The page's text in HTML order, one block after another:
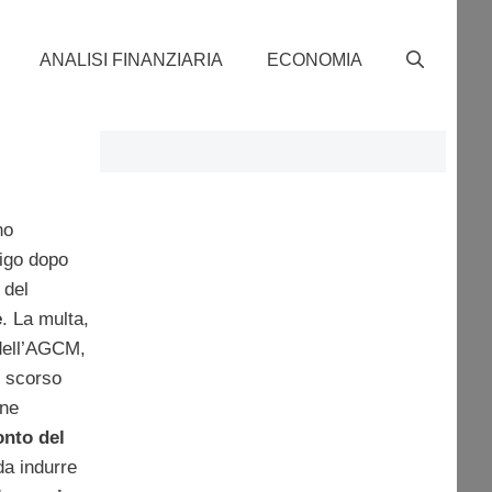
ANALISI FINANZIARIA ECONOMIA
dopo
. La multa,
scorso
del
indurre